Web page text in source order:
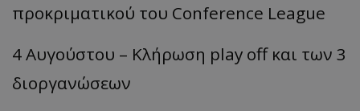
προκριματικού του Conference League
4 Αυγούστου – Κλήρωση play off και των 3
διοργανώσεων